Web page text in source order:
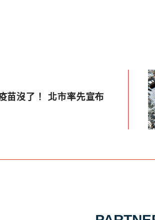
苗沒了！ 北市率先宣布